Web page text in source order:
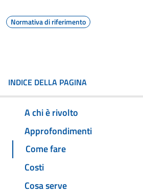
Normativa di riferimento
INDICE DELLA PAGINA
A chi è rivolto
Approfondimenti
Come fare
Costi
Cosa serve